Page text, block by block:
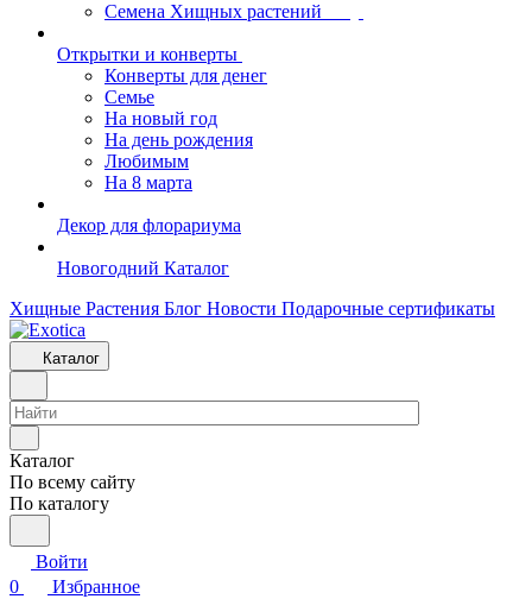
Семена Хищных растений
Открытки и конверты
Конверты для денег
Семье
На новый год
На день рождения
Любимым
На 8 марта
Декор для флорариума
Новогодний Каталог
Хищные Растения Блог Новости Подарочные сертификаты
Каталог
Каталог
По всему сайту
По каталогу
Войти
0
Избранное